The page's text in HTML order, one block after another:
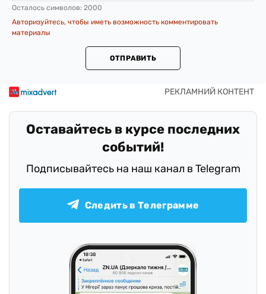
Осталось символов: 2000
Авторизуйтесь, чтобы иметь возможность комментировать
материалы
ОТПРАВИТЬ
Оставайтесь в курсе последних
событий!
Подписывайтесь на наш канал в Telegram
Следить в Телеграмме